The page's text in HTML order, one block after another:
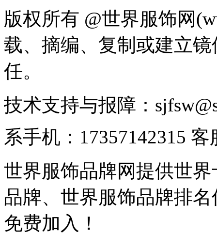
版权所有 @世界服饰网
载、摘编、复制或建立
任。
技术支持与报障：
系手机：17357142315 客
世界服饰品牌网提供世
品牌、世界服饰品牌排
免费加入！